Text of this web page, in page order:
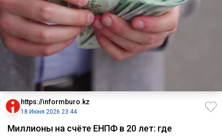
https://informburo.kz
18 Июня 2026 23:44
Миллионы на счёте ЕНПФ в 20 лет: где